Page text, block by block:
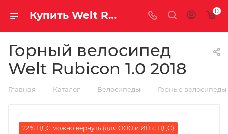
Купить Welt Rubicon 1.0 2018 за рублей, а со скидкой 0
Горный велосипед
Welt Rubicon 1.0 2018
Главная — Каталог — Велосипеды — Горные велосипеды
22% НДС можно вернуть (для ООО и ИП с НДС)